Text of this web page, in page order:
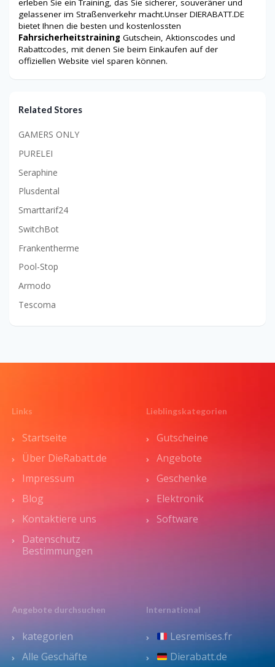
erleben Sie ein Training, das Sie sicherer, souveräner und
gelassener im Straßenverkehr macht.Unser DIERABATT.DE
bietet Ihnen die besten und kostenlossten
Fahrsicherheitstraining Gutschein, Aktionscodes und
Rabattcodes, mit denen Sie beim Einkaufen auf der
offiziellen Website viel sparen können.
Related Stores
GAMERS ONLY
PURELEI
Seraphine
Plusdental
Smarttarif24
SwitchBot
Frankentherme
Pool-Stop
Armodo
Tescoma
Links
Startseite
Über DieRabatt.de
Impressum
Blog
Kontaktiere uns
Datenschutz
Bestimmungen
Lieblingskategorien
Gutscheine
Angebote
Geschenke
Elektronik
Software
Angebote durchsuchen
kategorien
Alle Geschäfte
International
Lesremises.fr
Dierabatt.de